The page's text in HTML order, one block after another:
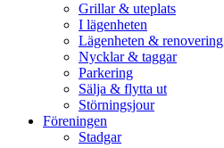
Grillar & uteplats
I lägenheten
Lägenheten & renovering
Nycklar & taggar
Parkering
Sälja & flytta ut
Störningsjour
Föreningen
Stadgar